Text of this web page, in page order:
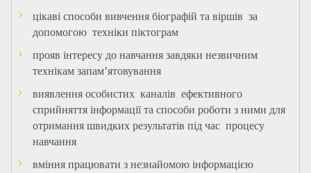
цікаві способи вивчення біографій та віршів за
допомогою техніки піктограм
прояв інтересу до навчання завдяки незвичним
технікам запам’ятовування
виявлення особистих каналів ефективного
сприйняття інформації та способи роботи з ними для
отримання швидких результатів під час процесу
навчання
вміння працювати з незнайомою інформацією